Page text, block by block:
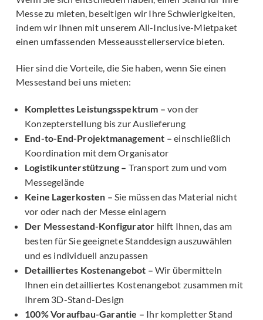
Messe zu mieten, beseitigen wir Ihre Schwierigkeiten,
indem wir Ihnen mit unserem All-Inclusive-Mietpaket
einen umfassenden Messeausstellerservice bieten.
Hier sind die Vorteile, die Sie haben, wenn Sie einen
Messestand bei uns mieten:
Komplettes Leistungsspektrum – von der
Konzepterstellung bis zur Auslieferung
End-to-End-Projektmanagement – einschließlich
Koordination mit dem Organisator
Logistikunterstützung – Transport zum und vom
Messegelände
Keine Lagerkosten – Sie müssen das Material nicht
vor oder nach der Messe einlagern
Der Messestand-Konfigurator hilft Ihnen, das am
besten für Sie geeignete Standdesign auszuwählen
und es individuell anzupassen
Detailliertes Kostenangebot – Wir übermitteln
Ihnen ein detailliertes Kostenangebot zusammen mit
Ihrem 3D-Stand-Design
100% Voraufbau-Garantie – Ihr kompletter Stand